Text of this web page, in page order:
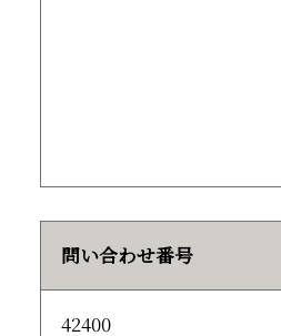
問い合わせ番号
42400